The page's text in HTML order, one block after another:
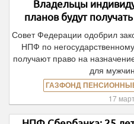
Владельцы
планов будут
Совет Федерации одобрил
НПФ по
получают право на
для
ГАЗФОНД
17